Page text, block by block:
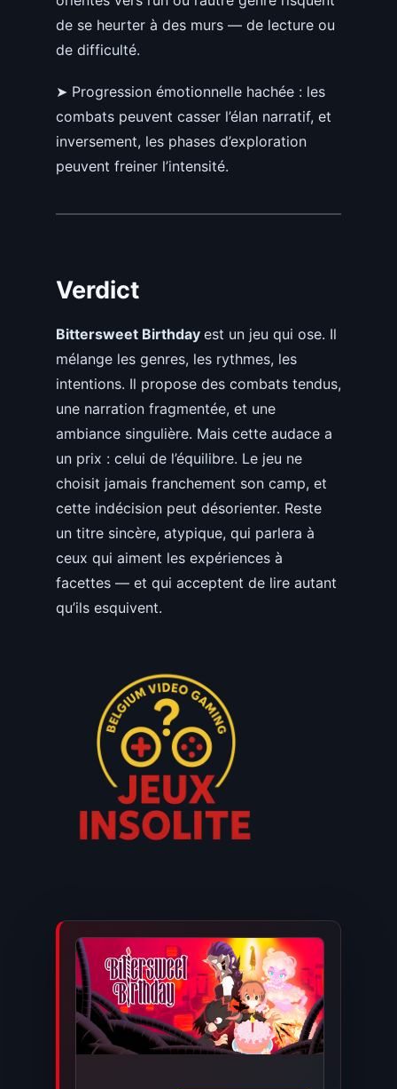
de se heurter à des murs — de lecture ou
de difficulté.
➤ Progression émotionnelle hachée : les
combats peuvent casser l’élan narratif, et
inversement, les phases d’exploration
peuvent freiner l’intensité.
Verdict
Bittersweet Birthday est un jeu qui ose. Il
mélange les genres, les rythmes, les
intentions. Il propose des combats tendus,
une narration fragmentée, et une
ambiance singulière. Mais cette audace a
un prix : celui de l’équilibre. Le jeu ne
choisit jamais franchement son camp, et
cette indécision peut désorienter. Reste
un titre sincère, atypique, qui parlera à
ceux qui aiment les expériences à
facettes — et qui acceptent de lire autant
qu’ils esquivent.